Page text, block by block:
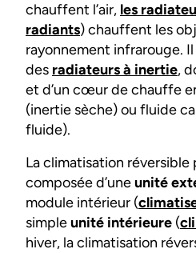
chauffent l’air, les
radiants) chauffent les
rayonnement infrarouge.
des radiateurs à inertie,
et d’un cœur de chauffe
(inertie sèche) ou fluide
fluide).
La climatisation
composée d’uneunité
module intérieur (
simpleunité intérieure (
hiver, la climatisation